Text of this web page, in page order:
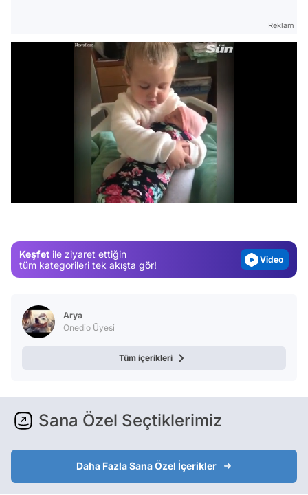
Reklam
Keşfet ile ziyaret ettiğin
tüm kategorileri tek akışta gör!
Video
Arya
Onedio Üyesi
Tüm içerikleri
Sana Özel Seçtiklerimiz
Daha Fazla Sana Özel İçerikler